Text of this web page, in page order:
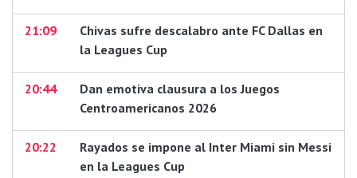
21:09
Chivas sufre descalabro ante FC Dallas en
la Leagues Cup
20:44
Dan emotiva clausura a los Juegos
Centroamericanos 2026
20:22
Rayados se impone al Inter Miami sin Messi
en la Leagues Cup